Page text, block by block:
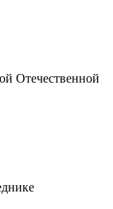
Отечественной